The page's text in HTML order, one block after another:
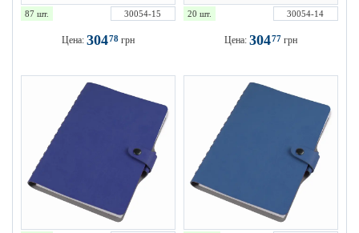
87 шт. 30054-15
Цена: 30478 грн
20 шт. 30054-14
Цена: 30477 грн